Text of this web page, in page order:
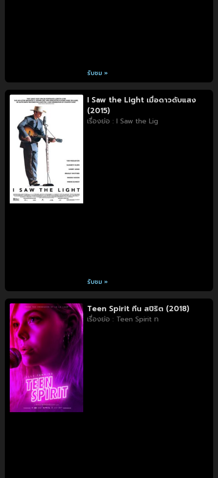
รับชม »
I Saw the Light เมื่อดาวดับแสง
(2015)
เรื่องย่อ : I Saw the Lig
รับชม »
Teen Spirit ทีน สปิริต (2018)
เรื่องย่อ : Teen Spirit ท